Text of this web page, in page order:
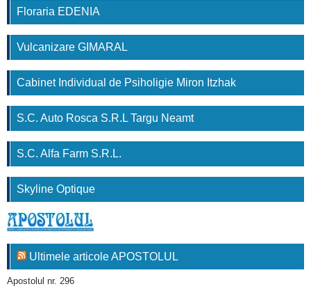
Floraria EDENIA
Vulcanizare GIMARAL
Cabinet Individual de Psiholigie Miron Itzhak
S.C. Auto Rosca S.R.L Targu Neamt
S.C. Alfa Farm S.R.L.
Skyline Optique
Ultimele articole APOSTOLUL
Apostolul nr. 296